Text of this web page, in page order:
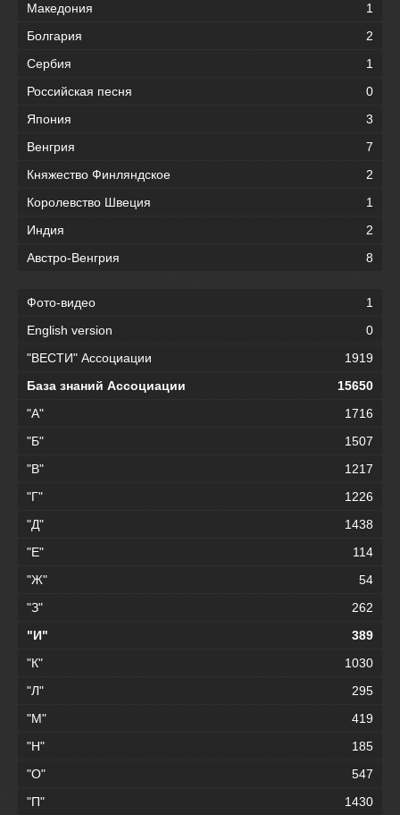
Македония
1
Болгария
2
Сербия
1
Российская песня
0
Япония
3
Венгрия
7
Княжество Финляндское
2
Королевство Швеция
1
Индия
2
Австро-Венгрия
8
Фото-видео
1
English version
0
"ВЕСТИ" Ассоциации
1919
База знаний Ассоциации
15650
"А"
1716
"Б"
1507
"В"
1217
"Г"
1226
"Д"
1438
"Е"
114
"Ж"
54
"З"
262
"И"
389
"К"
1030
"Л"
295
"М"
419
"Н"
185
"О"
547
"П"
1430